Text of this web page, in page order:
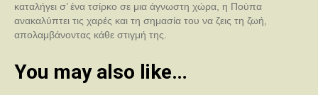
καταλήγει σ’ ένα τσίρκο σε μια άγνωστη χώρα, η Πούπα
ανακαλύπτει τις χαρές και τη σημασία του να ζεις τη ζωή,
απολαμβάνοντας κάθε στιγμή της.
You may also like…